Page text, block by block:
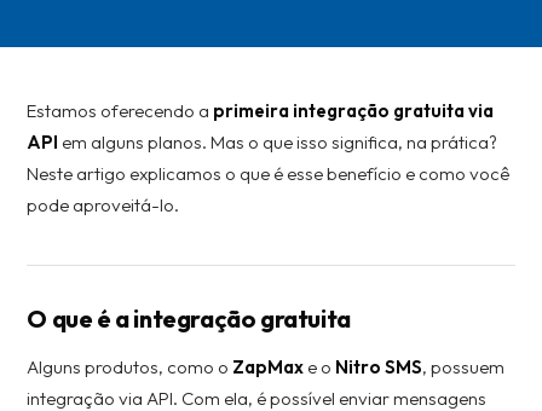
Estamos oferecendo a primeira integração gratuita via
API em alguns planos. Mas o que isso significa, na prática?
Neste artigo explicamos o que é esse benefício e como você
pode aproveitá-lo.
O que é a integração gratuita
Alguns produtos, como o ZapMax e o Nitro SMS, possuem
integração via API. Com ela, é possível enviar mensagens